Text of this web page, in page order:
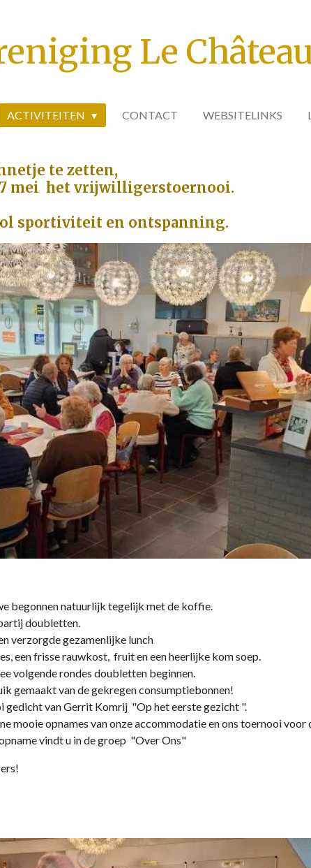
Le
ACTIVITEITEN CONTACT WEBSITELINKS
te zetten,
mei het vrijwilligerstoernooi.
sportiviteit en ontspanning.
begonnen natuurlijk tegelijk met de koffie.
doubletten.
verzorgde gezamenlijke lunch
een frisse rauwkost, fruit en een heerlijke kom soep.
volgende rondes doubletten beginnen.
gemaakt van de gekregen consumptiebonnen!
gedicht van Gerrit Komrij "Op het eerste gezicht ".
mooie opnames van onze accommodatie en ons toernooi voor
vindt u in de groep "Over Ons"